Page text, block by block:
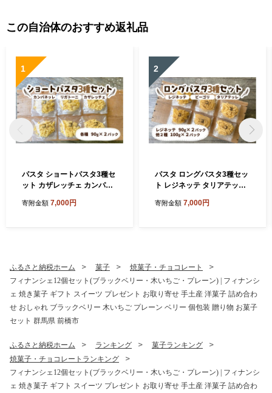
この自治体のおすすめ返礼品
1
パスタ ショートパスタ3種セ
ット カザレッチェ カンパネ
パスタ コナリエ 簡単 本格 シ
ご飯 コナリエ 群馬県 前橋市
寄附金額 7,000円
2
パスタ ロングパスタ3種セッ
ト レジネッテ タリアテッレ
コナリエ 簡単 本格 ロングパ
寄附金額 7,000円
ふるさと納税ホーム 菓子
焼菓子・チョコレート
フィナンシェ12個セット(ブラックベリー・木いちご・プレーン) | フィナンシ
ェ 焼き菓子 ギフト スイーツ プレゼント お取り寄せ 手土産 洋菓子 詰め合わ
せ おしゃれ ブラックベリー 木いちご プレーン ベリー 個包装 贈り物 お菓子
セット 群馬県 前橋市
ふるさと納税ホーム ランキング
菓子ランキング
焼菓子・チョコレートランキング
フィナンシェ12個セット(ブラックベリー・木いちご・プレーン) | フィナンシ
ェ 焼き菓子 ギフト スイーツ プレゼント お取り寄せ 手土産 洋菓子 詰め合わ